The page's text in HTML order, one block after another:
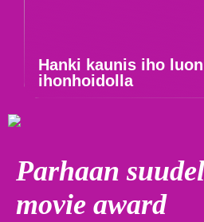
Hanki kaunis iho
ihonhoidolla
Parhaan
movie award